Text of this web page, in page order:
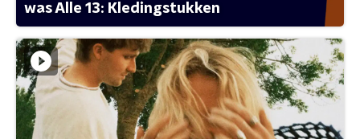
was Alle 13: Kledingstukken